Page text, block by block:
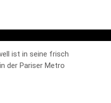
ist in seine frisch
der Pariser Metro